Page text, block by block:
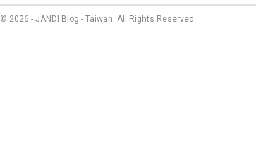
© 2026 - JANDI Blog - Taiwan. All Rights Reserved.